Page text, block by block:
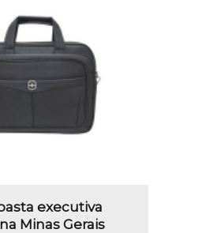
executiva
Minas Gerais